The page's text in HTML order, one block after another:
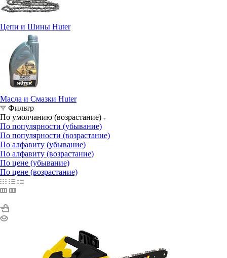
Цепи и Шины Huter
Масла и Смазки Huter
Фильтр
По умолчанию (возрастание)
По популярности (убывание)
По популярности (возрастание)
По алфавиту (убывание)
По алфавиту (возрастание)
По цене (убывание)
По цене (возрастание)